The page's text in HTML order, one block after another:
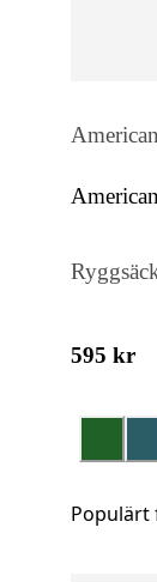
595 kr
Populärt